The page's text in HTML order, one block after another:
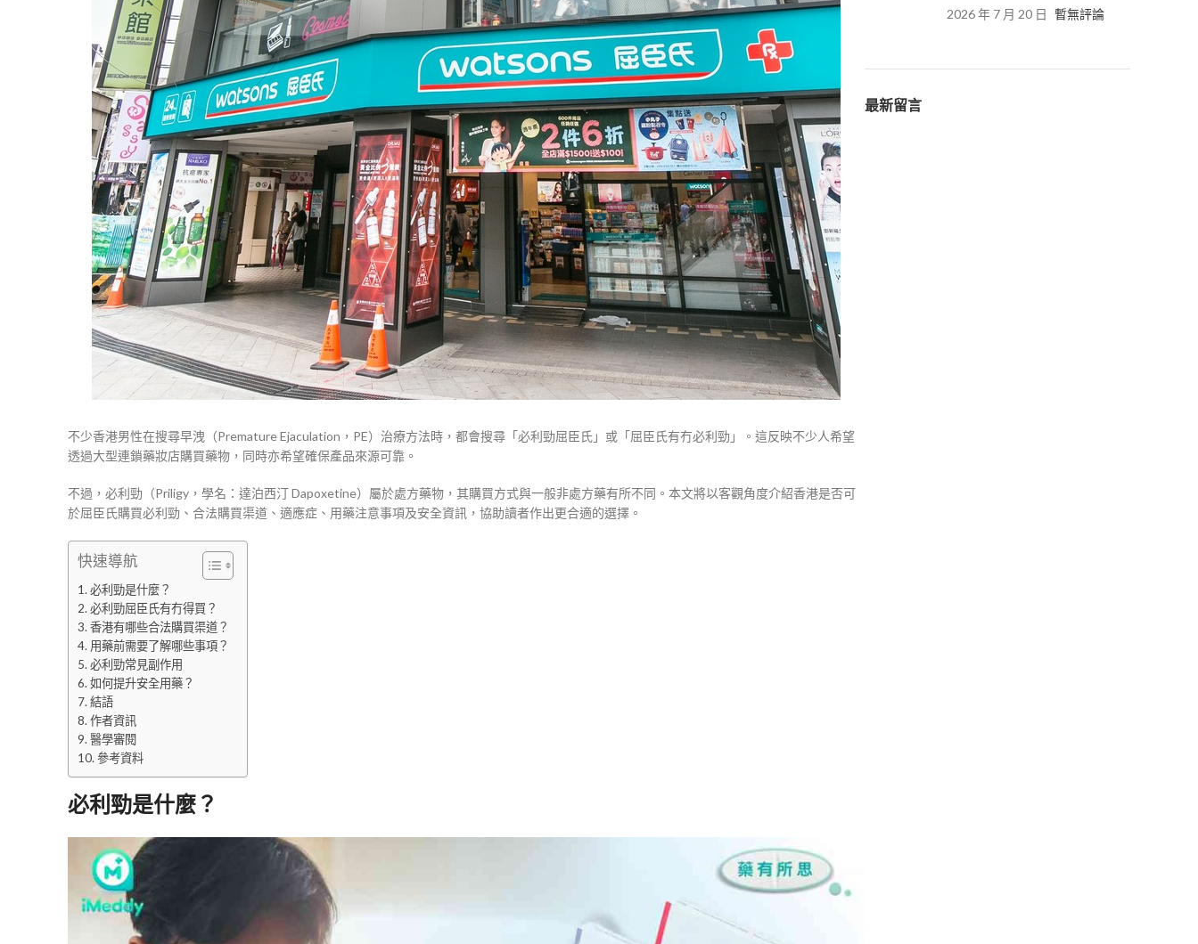
不少香港男性在搜尋早洩（Premature Ejaculation，PE）治療方法時，都會搜尋「必利勁屈臣氏」或「屈臣氏有冇必利勁」。這反映不少人希望
透過大型連鎖藥妝店購買藥物，同時亦希望確保產品來源可靠。
不過，必利勁（Priligy，學名：達泊西汀 Dapoxetine）屬於處方藥物，其購買方式與一般非處方藥有所不同。本文將以客觀角度介紹香港是否可
於屈臣氏購買必利勁、合法購買渠道、適應症、用藥注意事項及安全資訊，協助讀者作出更合適的選擇。
快速導航
必利勁是什麼？
必利勁屈臣氏有冇得買？
香港有哪些合法購買渠道？
用藥前需要了解哪些事項？
必利勁常見副作用
如何提升安全用藥？
結語
作者資訊
醫學審閱
參考資料
必利勁是什麼？
2026 年 7 月 20 日 暫無評論
最新留言